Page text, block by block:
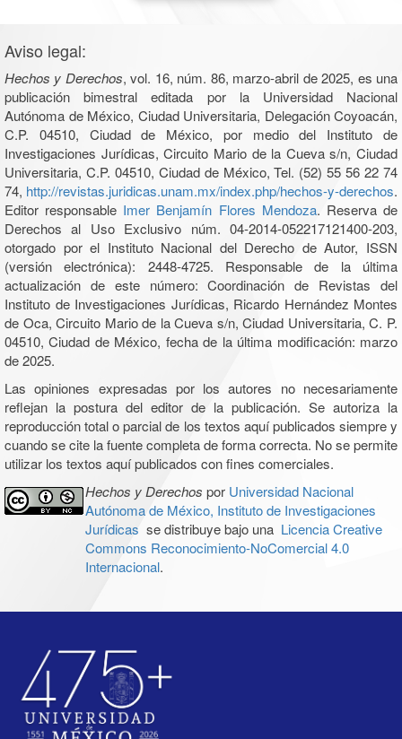
Aviso legal:
Hechos y Derechos, vol. 16, núm. 86, marzo-abril de 2025, es una
publicación bimestral editada por la Universidad Nacional
Autónoma de México, Ciudad Universitaria, Delegación Coyoacán,
C.P. 04510, Ciudad de México, por medio del Instituto de
Investigaciones Jurídicas, Circuito Mario de la Cueva s/n, Ciudad
Universitaria, C.P. 04510, Ciudad de México, Tel. (52) 55 56 22 74
74, http://revistas.juridicas.unam.mx/index.php/hechos-y-derechos.
Editor responsable Imer Benjamín Flores Mendoza. Reserva de
Derechos al Uso Exclusivo núm. 04-2014-052217121400-203,
otorgado por el Instituto Nacional del Derecho de Autor, ISSN
(versión electrónica): 2448-4725. Responsable de la última
actualización de este número: Coordinación de Revistas del
Instituto de Investigaciones Jurídicas, Ricardo Hernández Montes
de Oca, Circuito Mario de la Cueva s/n, Ciudad Universitaria, C. P.
04510, Ciudad de México, fecha de la última modificación: marzo
de 2025.
Las opiniones expresadas por los autores no necesariamente
reflejan la postura del editor de la publicación. Se autoriza la
reproducción total o parcial de los textos aquí publicados siempre y
cuando se cite la fuente completa de forma correcta. No se permite
utilizar los textos aquí publicados con fines comerciales.
Hechos y Derechos por Universidad Nacional
Autónoma de México, Instituto de Investigaciones
Jurídicas se distribuye bajo una Licencia Creative
Commons Reconocimiento-NoComercial 4.0
Internacional.